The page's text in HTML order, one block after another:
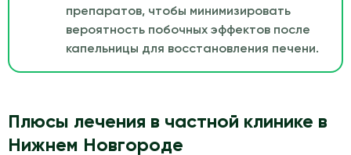
препаратов, чтобы минимизировать
вероятность побочных эффектов после
капельницы для восстановления печени.
Плюсы лечения в частной клинике в
Нижнем Новгороде